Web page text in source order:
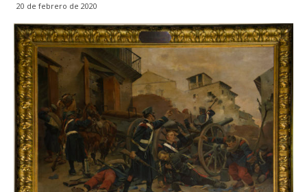
20 de febrero de 2020